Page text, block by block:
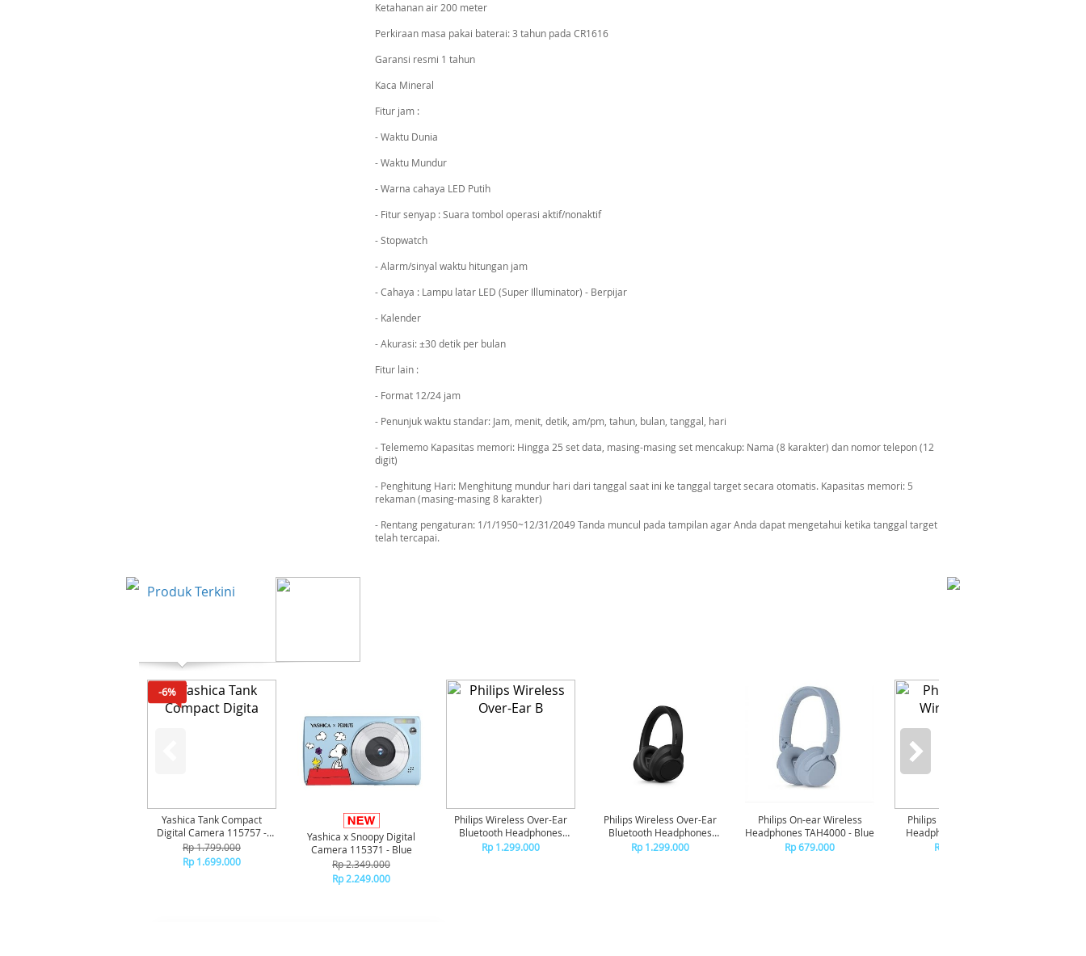
Ketahanan air 200 meter
Perkiraan masa pakai baterai: 3 tahun pada CR1616
Garansi resmi 1 tahun
Kaca Mineral
Fitur jam :
- Waktu Dunia
- Waktu Mundur
- Warna cahaya LED Putih
- Fitur senyap : Suara tombol operasi aktif/nonaktif
- Stopwatch
- Alarm/sinyal waktu hitungan jam
- Cahaya : Lampu latar LED (Super Illuminator) - Berpijar
- Kalender
- Akurasi: ±30 detik per bulan
Fitur lain :
- Format 12/24 jam
- Penunjuk waktu standar: Jam, menit, detik, am/pm, tahun, bulan, tanggal, hari
- Telememo Kapasitas memori: Hingga 25 set data, masing-masing set mencakup: Nama (8 karakter) dan nomor telepon (12
digit)
- Penghitung Hari: Menghitung mundur hari dari tanggal saat ini ke tanggal target secara otomatis. Kapasitas memori: 5
rekaman (masing-masing 8 karakter)
- Rentang pengaturan: 1/1/1950~12/31/2049 Tanda muncul pada tampilan agar Anda dapat mengetahui ketika tanggal target
telah tercapai.
Produk Terkini
-6%
Yashica Tank Compact
Digital Camera 115757 -
Pink Marshmallow
Rp 1.799.000
Rp 1.699.000
Yashica x Snoopy Digital
Camera 115371 - Blue
Rp 2.349.000
Rp 2.249.000
Philips Wireless Over-Ear
Bluetooth Headphones
Adaptive Noise Canceling
Rp 1.299.000
Philips Wireless Over-Ear
Bluetooth Headphones
Adaptive Noise Canceling
Rp 1.299.000
Philips On-ear Wireless
Headphones TAH4000 - Blue
Rp 679.000
Philips On-ear Wireless
Headphones TAH4000 -
Rp 679.000